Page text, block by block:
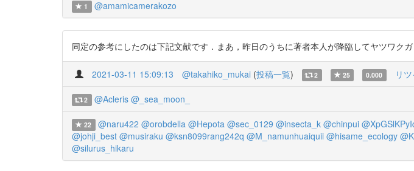
1 @amamicamerakozo
同定の参考にしたのは下記文献です．まあ，昨日のうちに著者本人が降臨してヤツワ
2021-03-11 15:09:13 @takahiko_mukai (投稿一覧) 2 25 0.000 リ
2 @Acleris @_sea_moon_
22 @naru422 @orobdella @Hepota @sec_0129 @insecta_k @chinpui
@johji_best @musiraku @ksn8099rang242q @M_namunhuaiquii @hisame_ecology
@silurus_hikaru